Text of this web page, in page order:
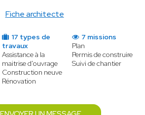
Fiche architecte
17 types de
travaux
Assistance à la
maitrise d'ouvrage
Construction neuve
Rénovation
7 missions
Plan
Permis de construire
Suivi de chantier